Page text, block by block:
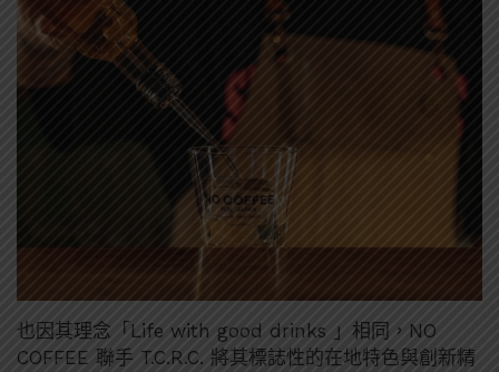
也因其理念「Life with good drinks 」相同，NO
COFFEE 聯手 T.C.R.C. 將其標誌性的在地特色與創新精